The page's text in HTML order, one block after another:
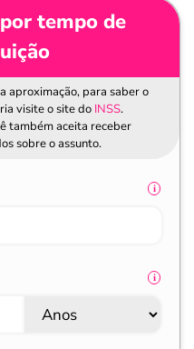
tempo de
aproximação, para saber o
visite o site do INSS.
também aceita receber
sobre o assunto.